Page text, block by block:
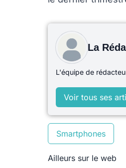
La
L'équipe de
Voir tous ses
Smartphones
Ailleurs sur le web